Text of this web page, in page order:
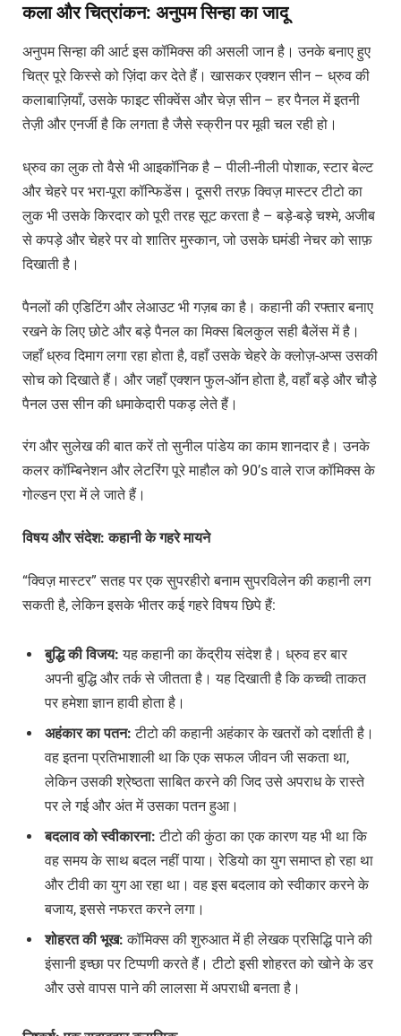
कला और चित्रांकन: अनुपम सिन्हा का जादू
अनुपम सिन्हा की आर्ट इस कॉमिक्स की असली जान है। उनके बनाए हुए
चित्र पूरे किस्से को ज़िंदा कर देते हैं। खासकर एक्शन सीन – ध्रुव की
कलाबाज़ियाँ, उसके फाइट सीक्वेंस और चेज़ सीन – हर पैनल में इतनी
तेज़ी और एनर्जी है कि लगता है जैसे स्क्रीन पर मूवी चल रही हो।
ध्रुव का लुक तो वैसे भी आइकॉनिक है – पीली-नीली पोशाक, स्टार बेल्ट
और चेहरे पर भरा-पूरा कॉन्फिडेंस। दूसरी तरफ़ क्विज़ मास्टर टीटो का
लुक भी उसके किरदार को पूरी तरह सूट करता है – बड़े-बड़े चश्मे, अजीब
से कपड़े और चेहरे पर वो शातिर मुस्कान, जो उसके घमंडी नेचर को साफ़
दिखाती है।
पैनलों की एडिटिंग और लेआउट भी गज़ब का है। कहानी की रफ्तार बनाए
रखने के लिए छोटे और बड़े पैनल का मिक्स बिलकुल सही बैलेंस में है।
जहाँ ध्रुव दिमाग लगा रहा होता है, वहाँ उसके चेहरे के क्लोज़-अप्स उसकी
सोच को दिखाते हैं। और जहाँ एक्शन फुल-ऑन होता है, वहाँ बड़े और चौड़े
पैनल उस सीन की धमाकेदारी पकड़ लेते हैं।
रंग और सुलेख की बात करें तो सुनील पांडेय का काम शानदार है। उनके
कलर कॉम्बिनेशन और लेटरिंग पूरे माहौल को 90’s वाले राज कॉमिक्स के
गोल्डन एरा में ले जाते हैं।
विषय और संदेश:कहानी के गहरे मायने
“क्विज़ मास्टर” सतह पर एक सुपरहीरो बनाम सुपरविलेन की कहानी लग
सकती है, लेकिन इसके भीतर कई गहरे विषय छिपे हैं:
बुद्धि की विजय: यह कहानी का केंद्रीय संदेश है। ध्रुव हर बार
अपनी बुद्धि और तर्क से जीतता है। यह दिखाती है कि कच्ची ताकत
पर हमेशा ज्ञान हावी होता है।
अहंकार का पतन: टीटो की कहानी अहंकार के खतरों को दर्शाती है।
वह इतना प्रतिभाशाली था कि एक सफल जीवन जी सकता था,
लेकिन उसकी श्रेष्ठता साबित करने की जिद उसे अपराध के रास्ते
पर ले गई और अंत में उसका पतन हुआ।
बदलाव को स्वीकारना: टीटो की कुंठा का एक कारण यह भी था कि
वह समय के साथ बदल नहीं पाया। रेडियो का युग समाप्त हो रहा था
और टीवी का युग आ रहा था। वह इस बदलाव को स्वीकार करने के
बजाय, इससे नफरत करने लगा।
शोहरत की भूख: कॉमिक्स की शुरुआत में ही लेखक प्रसिद्धि पाने की
इंसानी इच्छा पर टिप्पणी करते हैं। टीटो इसी शोहरत को खोने के डर
और उसे वापस पाने की लालसा में अपराधी बनता है।